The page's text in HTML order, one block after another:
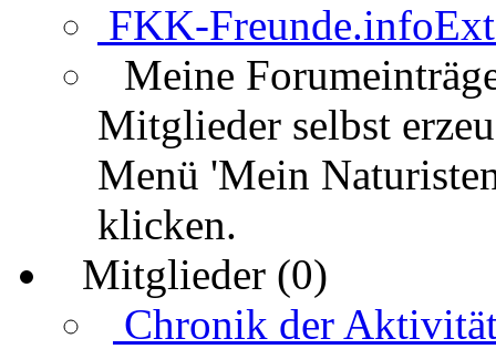
FKK-Freunde.info
Meine
Mitglieder selbst
Menü 'Mein
klicken.
Mitglieder (0)
Chronik der